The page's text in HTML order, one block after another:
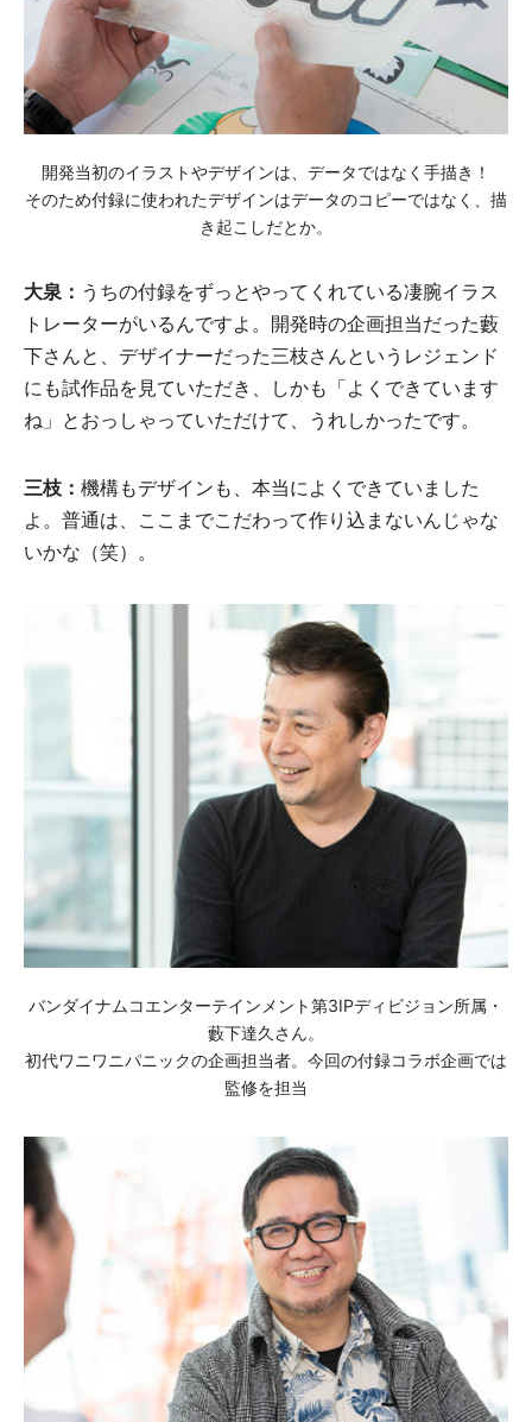
開発当初のイラストやデザインは、データではなく手描き！
そのため付録に使われたデザインはデータのコピーではなく、描
き起こしだとか。
大泉： うちの付録をずっとやってくれている凄腕イラス
トレーターがいるんですよ。開発時の企画担当だった藪
下さんと、デザイナーだった三枝さんというレジェンド
にも試作品を見ていただき、しかも「よくできています
ね」とおっしゃっていただけて、うれしかったです。
三枝： 機構もデザインも、本当によくできていました
よ。普通は、ここまでこだわって作り込まないんじゃな
いかな（笑）。
バンダイナムコエンターテインメント第3IPディビジョン所属・
藪下達久さん。
初代ワニワニパニックの企画担当者。今回の付録コラボ企画では
監修を担当